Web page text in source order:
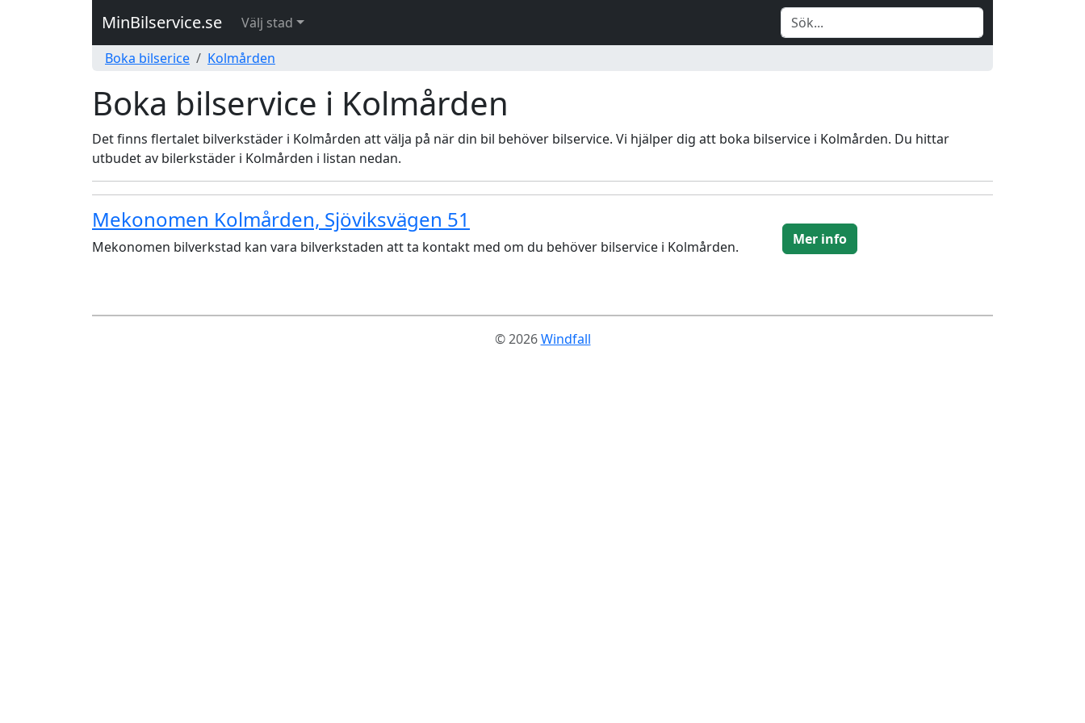
MinBilservice.se
Välj stad
Boka bilserice
Kolmården
Boka bilservice i Kolmården
Det finns flertalet bilverkstäder i Kolmården att välja på när din bil behöver bilservice. Vi hjälper dig att boka bilservice i Kolmården. Du hittar
utbudet av bilerkstäder i Kolmården i listan nedan.
Mekonomen Kolmården, Sjöviksvägen 51
Mekonomen bilverkstad kan vara bilverkstaden att ta kontakt med om du behöver bilservice i Kolmården. Mer info
© 2026Windfall